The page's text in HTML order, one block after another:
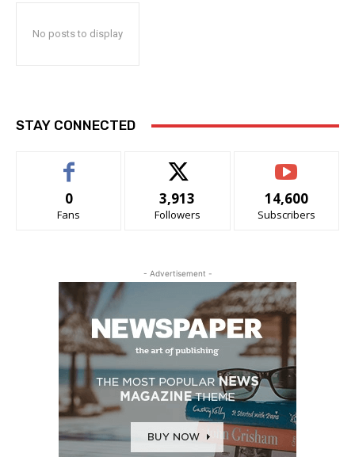
No posts to display
STAY CONNECTED
0
Fans
3,913
Followers
14,600
Subscribers
- Advertisement -